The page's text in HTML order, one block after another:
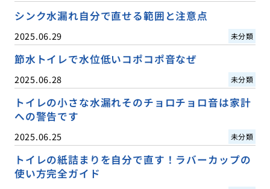
シンク水漏れ自分で直せる範囲と注意点
2025.06.29 未分類
節水トイレで水位低いコポコポ音なぜ
2025.06.28 未分類
トイレの小さな水漏れそのチョロチョロ音は家計
への警告です
2025.06.25 未分類
トイレの紙詰まりを自分で直す！ラバーカップの
使い方完全ガイド